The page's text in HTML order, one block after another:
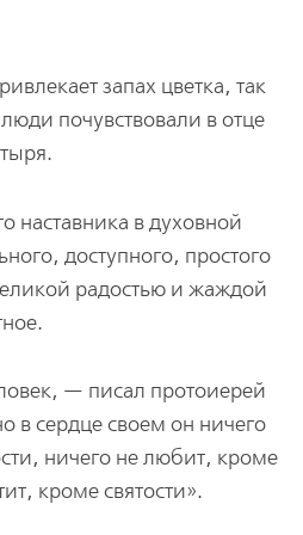
запах цветка, так
почувствовали в отце
наставника в духовной
доступного, простого
радостью и жаждой
— писал протоиерей
в сердце своем он ничего
ничего не любит, кроме
кроме святости».